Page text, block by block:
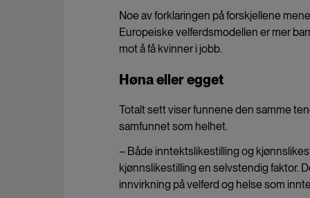
Noe av forklaringen på forskjellene
Europeiske velferdsmodellen er mer
mot å få kvinner i jobb.
Høna eller egget
Totalt sett viser funnene den samme
samfunnet som helhet.
– Både inntektslikestilling og
kjønnslikestilling en selvstendig faktor.
innvirkning på velferd og helse som